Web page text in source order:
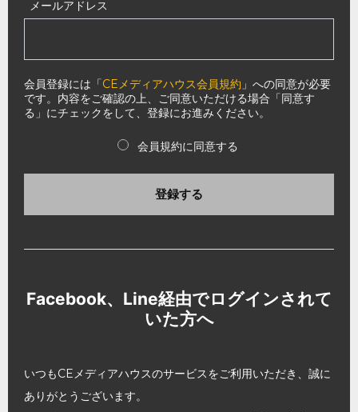
メールアドレス
会員登録には「CEメディアハウス会員規約 」への同意が必要
です。内容をご確認の上、ご同意いただける場合「同意す
る」にチェックをして、登録にお進みください。
会員規約に同意する
登録する
Facebook、Line経由でログインされて
いた方へ
いつもCEメディアハウスのサービスをご利用いただき、誠に
ありがとうございます。